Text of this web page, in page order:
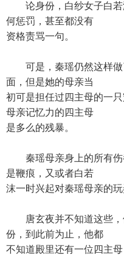
论身份，白纱女子白若
何惩罚，甚至都没有
资格责骂一句。
可是，秦瑶仍然这样做
面，但是她的母亲当
初可是担任过四主母的一
母亲记忆力的四主母
是多么的残暴。
秦瑶母亲身上的所有伤
是鞭痕，又或者白若
沫一时兴起对秦瑶母亲的
唐玄夜并不知道这些，
份，到此前为止，他都
不知道殿里还有一位四主母